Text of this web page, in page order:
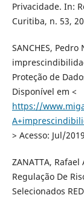
Privacidade. In:
Curitiba, n. 53,
SANCHES,
Proteção de
Disponível em <
https://
> Acesso: Jul/
ZANATTA, Rafael
Regulação De
Selecionados